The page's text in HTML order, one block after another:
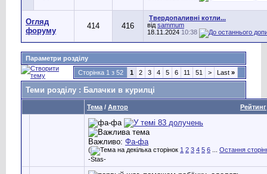
Огляд
форуму
414 416
Твердопаливні котли...
від sammum
18.11.2024 10:38
Параметри розділу
Сторінка 1 з 52
1 2 3 4 5 6 11 51 > Last »
Теми розділу : Балачки в курилці
Рейтинг
Тема / Автор
Важливо: Фа-фа
( 1 2 3 4 5 6
Остання
-Stas-